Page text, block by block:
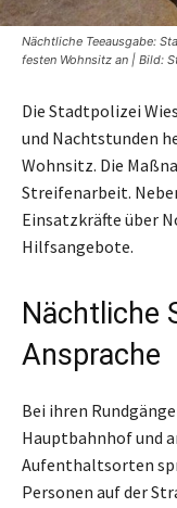
Nächtliche Teeausgabe:
festen Wohnsitz an | Bild:
Die Stadtpolizei
und Nachtstunden
Wohnsitz. Die
Streifenarbeit.
Einsatzkräfte über
Hilfsangebote.
Nächtliche
Ansprache
Bei ihren
Hauptbahnhof und
Aufenthaltsorten
Personen auf der